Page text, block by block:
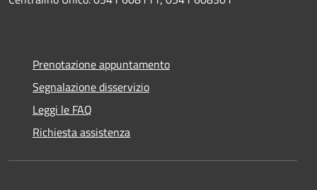
Prenotazione appuntamento
Segnalazione disservizio
Leggi le FAQ
Richiesta assistenza